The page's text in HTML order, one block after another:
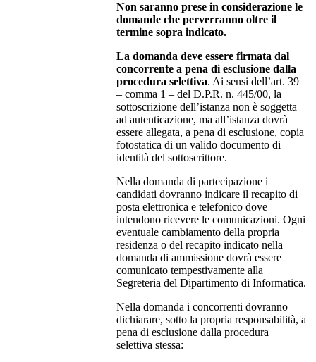
Non saranno prese in considerazione le
domande che perverranno oltre il
termine sopra indicato.
La domanda deve essere firmata dal
concorrente a pena di esclusione dalla
procedura selettiva. Ai sensi dell’art. 39
– comma 1 – del D.P.R. n. 445/00, la
sottoscrizione dell’istanza non è soggetta
ad autenticazione, ma all’istanza dovrà
essere allegata, a pena di esclusione, copia
fotostatica di un valido documento di
identità del sottoscrittore.
Nella domanda di partecipazione i
candidati dovranno indicare il recapito di
posta elettronica e telefonico dove
intendono ricevere le comunicazioni. Ogni
eventuale cambiamento della propria
residenza o del recapito indicato nella
domanda di ammissione dovrà essere
comunicato tempestivamente alla
Segreteria del Dipartimento di Informatica.
Nella domanda i concorrenti dovranno
dichiarare, sotto la propria responsabilità, a
pena di esclusione dalla procedura
selettiva stessa: